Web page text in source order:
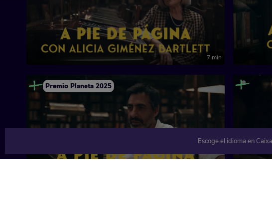
7 min
Premio Planeta 2025
Escoge el idioma en